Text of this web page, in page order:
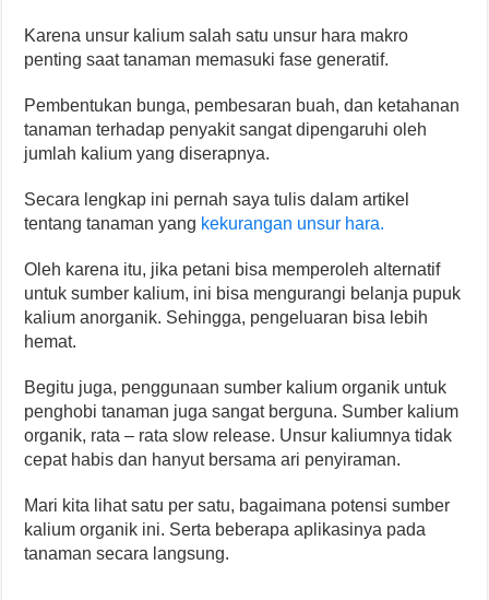
Karena unsur kalium salah satu unsur hara makro
penting saat tanaman memasuki fase generatif.
Pembentukan bunga, pembesaran buah, dan ketahanan
tanaman terhadap penyakit sangat dipengaruhi oleh
jumlah kalium yang diserapnya.
Secara lengkap ini pernah saya tulis dalam artikel
tentang tanaman yang kekurangan unsur hara.
Oleh karena itu, jika petani bisa memperoleh alternatif
untuk sumber kalium, ini bisa mengurangi belanja pupuk
kalium anorganik. Sehingga, pengeluaran bisa lebih
hemat.
Begitu juga, penggunaan sumber kalium organik untuk
penghobi tanaman juga sangat berguna. Sumber kalium
organik, rata – rata slow release. Unsur kaliumnya tidak
cepat habis dan hanyut bersama ari penyiraman.
Mari kita lihat satu per satu, bagaimana potensi sumber
kalium organik ini. Serta beberapa aplikasinya pada
tanaman secara langsung.